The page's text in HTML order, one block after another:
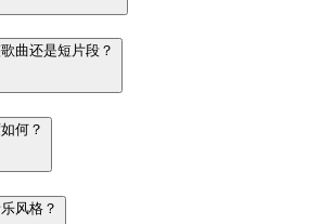
曲还是短片段？
何？
风格？